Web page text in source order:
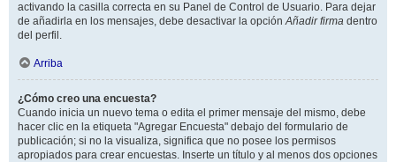
activando la casilla correcta en su Panel de Control de Usuario. Para dejar
de añadirla en los mensajes, debe desactivar la opciónAñadir firma dentro
del perfil.
Arriba
¿Cómo creo una encuesta?
Cuando inicia un nuevo tema o edita el primer mensaje del mismo, debe
hacer clic en la etiqueta "Agregar Encuesta" debajo del formulario de
publicación; si no la visualiza, significa que no posee los permisos
apropiados para crear encuestas. Inserte un título y al menos dos opciones